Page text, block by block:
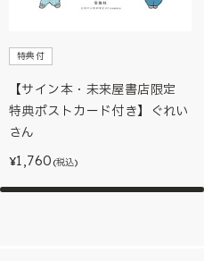
特典付
【サイン本・未来屋書店限定
特典ポストカード付き】ぐれい
さん
¥1,760 (税込)